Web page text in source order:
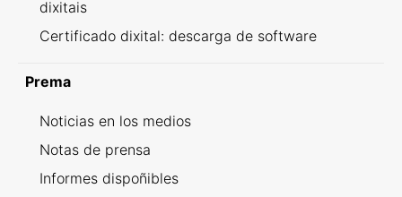
dixitais
Certificado dixital: descarga de software
Prema
Noticias en los medios
Notas de prensa
Informes dispoñibles